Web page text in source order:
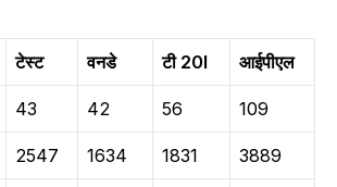
टेस्ट वनडे टी 20I आईपीएल
43 42 56 109
2547 1634 1831 3889